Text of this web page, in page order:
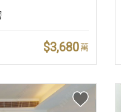
$3,680萬